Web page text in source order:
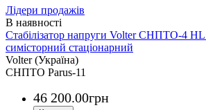
Лідери продажів
Стабілізатор напруги Volter СНПТО-4
симісторний стаціонарний
Volter (Україна)
СНПТО Parus-11
46 200.00грн